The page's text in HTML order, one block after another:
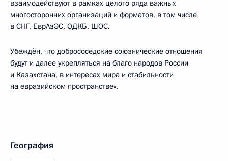
взаимодействуют в рамках целого ряда важных
многосторонних организаций и форматов, в том числе
в СНГ, ЕврАзЭС, ОДКБ, ШОС.
Убеждён, что добрососедские союзнические отношения
будут и далее укрепляться на благо народов России
и Казахстана, в интересах мира и стабильности
на евразийском пространстве».
География